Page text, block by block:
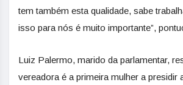
tem também esta qualidade, sabe
isso para nós é muito importante”,
Luiz Palermo, marido da parlamentar,
vereadora é a primeira mulher a presidir